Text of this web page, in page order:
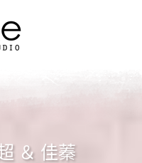
＆ 佳蓁